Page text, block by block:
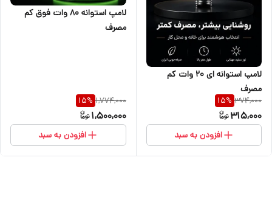
لامپ استوانه ای ۲۰ وات کم
مصرف
374,000
15%
315,000
افزودن به سبد
لامپ استوانه ۸۰ وات فوق کم
مصرف
1,774,000
15%
1,500,000
افزودن به سبد